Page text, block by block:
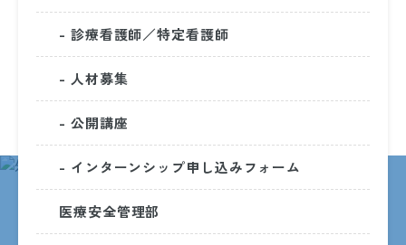
生理機能検査部門
- 診療看護師／特定看護師
- 人材募集
- 公開講座
- インターンシップ申し込みフォーム
医療安全管理部
INFORMATION